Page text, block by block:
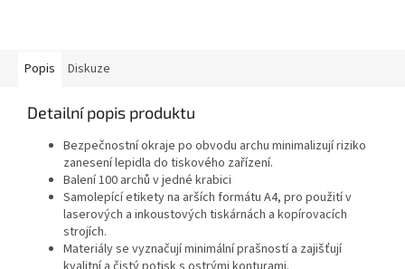
Popis Diskuze
Detailní popis produktu
Bezpečnostní okraje po obvodu archu minimalizují riziko
zanesení lepidla do tiskového zařízení.
Balení 100 archů v jedné krabici
Samolepící etikety na arších formátu A4, pro použití v
laserových a inkoustových tiskárnách a kopírovacích
strojích.
Materiály se vyznačují minimální prašností a zajišťují